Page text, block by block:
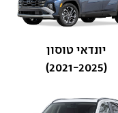
יונדאי טוסון
(2021-2025)